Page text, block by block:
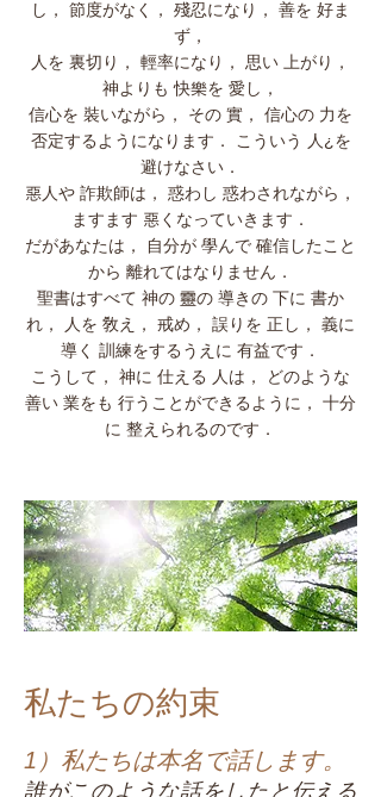
し， 節度がなく， 殘忍になり， 善を 好ま
ず，
人を 裏切り， 輕率になり， 思い 上がり，
神よりも 快樂を 愛し，
信心を 裝いながら， その 實， 信心の 力を
否定するようになります． こういう 人¿を
避けなさい．
惡人や 詐欺師は， 惑わし 惑わされながら，
ますます 惡くなっていきます．
だがあなたは， 自分が 學んで 確信したこと
から 離れてはなりません．
聖書はすべて 神の 靈の 導きの 下に 書か
れ， 人を 敎え， 戒め， 誤りを 正し， 義に
導く 訓練をするうえに 有益です．
こうして， 神に 仕える 人は， どのような
善い 業をも 行うことができるように， 十分
に 整えられるのです．
私たちの約束
1）私たちは本名で話します。
誰がこのような話をしたと伝える